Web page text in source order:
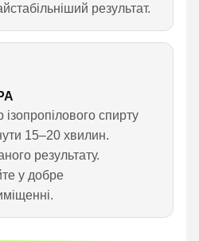
результат.
спирту
15–20 хвилин.
результату.
у добре